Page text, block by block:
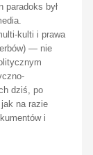
był
kulti i prawa
— nie
dziś, po
na razie
i